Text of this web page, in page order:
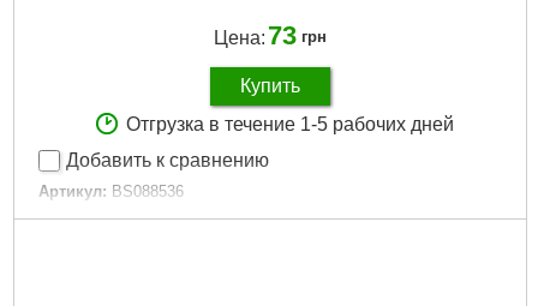
Цена: 73 грн
Купить
Отгрузка в течение 1-5 рабочих дней
Добавить к сравнению
Артикул: BS088536
Код товара: 25.15.59